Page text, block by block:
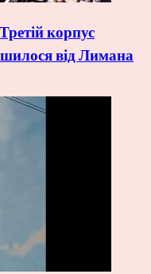
корпус
від Лимана